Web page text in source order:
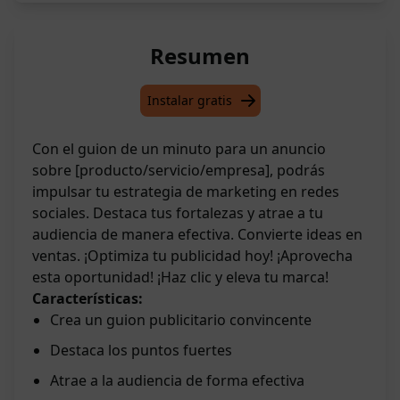
Resumen
Instalar gratis
Con el guion de un minuto para un anuncio
sobre [producto/servicio/empresa], podrás
impulsar tu estrategia de marketing en redes
sociales. Destaca tus fortalezas y atrae a tu
audiencia de manera efectiva. Convierte ideas en
ventas. ¡Optimiza tu publicidad hoy! ¡Aprovecha
esta oportunidad! ¡Haz clic y eleva tu marca!
Características:
Crea un guion publicitario convincente
Destaca los puntos fuertes
Atrae a la audiencia de forma efectiva